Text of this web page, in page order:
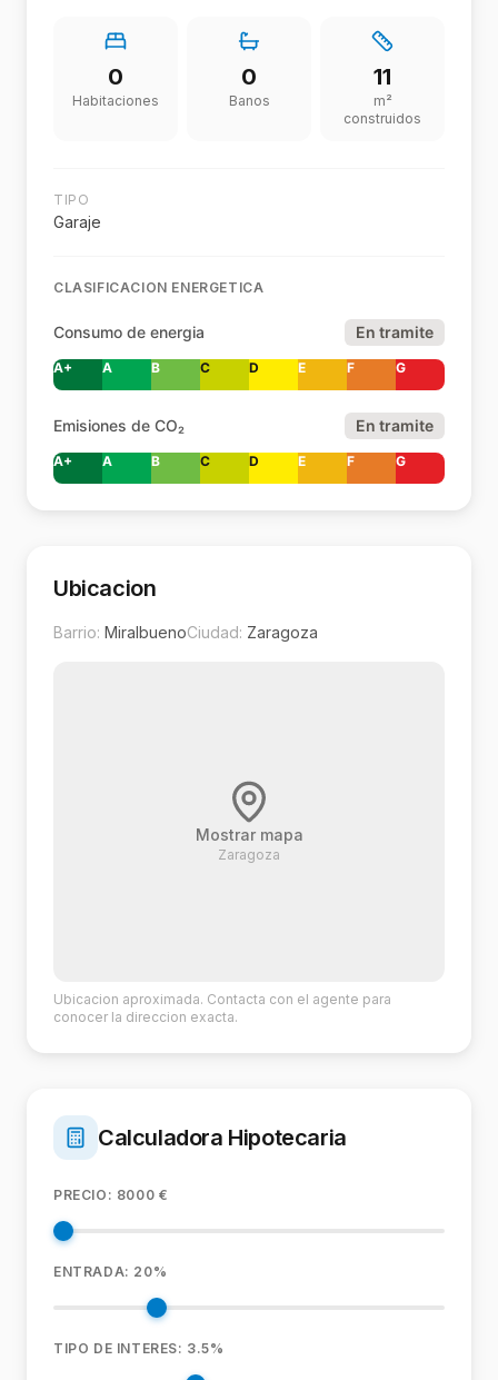
0
Habitaciones
0
Banos
11
m²
construidos
TIPO
Garaje
CLASIFICACION ENERGETICA
Consumo de energia En tramite
A+ A B C D E F G
Emisiones de CO₂ En tramite
A+ A B C D E F G
Ubicacion
Barrio: MiralbuenoCiudad: Zaragoza
Mostrar mapa
Zaragoza
Ubicacion aproximada. Contacta con el agente para
conocer la direccion exacta.
Calculadora Hipotecaria
PRECIO: 8000 €
ENTRADA: 20%
TIPO DE INTERES: 3.5%